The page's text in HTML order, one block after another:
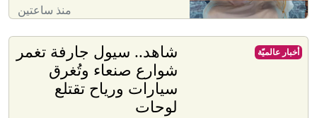
منذ ساعتين
شاهد.. سيول جارفة تغمر
شوارع صنعاء وتُغرق
سيارات ورياح تقتلع
لوحات
أخبار عالميّة